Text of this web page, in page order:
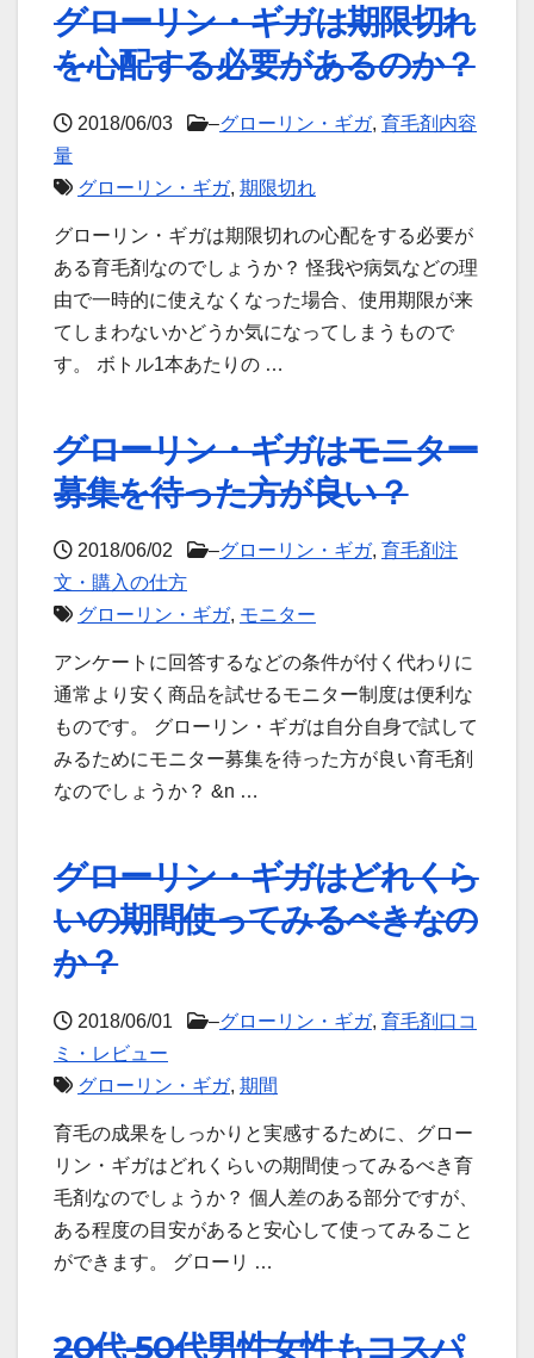
グローリン・ギガは期限切れ
を心配する必要があるのか？
2018/06/03 –グローリン・ギガ, 育毛剤内容
量
グローリン・ギガ, 期限切れ
グローリン・ギガは期限切れの心配をする必要が
ある育毛剤なのでしょうか？ 怪我や病気などの理
由で一時的に使えなくなった場合、使用期限が来
てしまわないかどうか気になってしまうもので
す。 ボトル1本あたりの …
グローリン・ギガはモニター
募集を待った方が良い？
2018/06/02 –グローリン・ギガ, 育毛剤注
文・購入の仕方
グローリン・ギガ, モニター
アンケートに回答するなどの条件が付く代わりに
通常より安く商品を試せるモニター制度は便利な
ものです。 グローリン・ギガは自分自身で試して
みるためにモニター募集を待った方が良い育毛剤
なのでしょうか？ &n …
グローリン・ギガはどれくら
いの期間使ってみるべきなの
か？
2018/06/01 –グローリン・ギガ, 育毛剤口コ
ミ・レビュー
グローリン・ギガ, 期間
育毛の成果をしっかりと実感するために、グロー
リン・ギガはどれくらいの期間使ってみるべき育
毛剤なのでしょうか？ 個人差のある部分ですが、
ある程度の目安があると安心して使ってみること
ができます。 グローリ …
20代-50代男性女性もコスパ